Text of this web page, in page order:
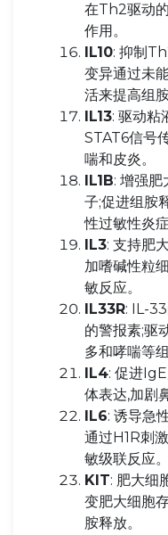
在Th2驱动
作用。
IL10: 抑制
变异通过未
活来提高组
IL13: 驱动粘
STAT6信号
喘和皮炎。
IL1B: 增强
子;促进组胺
性过敏性炎症
IL3: 支持肥
加嗜碱性粒
敏反应。
IL33R: IL-
的警报素;驱
多和哮喘等
IL4: 促进
体表达,加剧
IL6: 诱导急
通过H1R刺
敏级联反应。
KIT: 肥大细
变肥大细胞
胺释放。